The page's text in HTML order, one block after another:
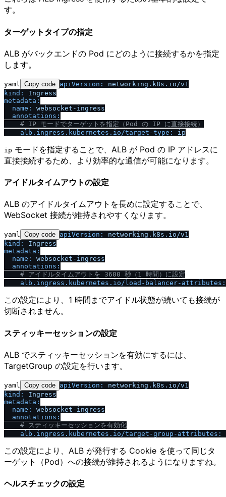
す。
ターゲットタイプの指定
ALB がバックエンドの Pod にどのように接続するかを指定
します。
yaml Copy code apiVersion: networking.k8s.io /v1
kind:
Ingress
metadata:
name:
websocket-ingress
annotations:
# IP モードでターゲットを指定（Pod の IP に直接接続）
alb.ingress.kubernetes.io /target-type: ip
ip モードを指定することで、ALB が Pod の IP アドレスに
直接接続するため、より効率的な通信が可能になります。
アイドルタイムアウトの設定
ALB のアイドルタイムアウトを長めに設定することで、
WebSocket 接続が維持されやすくなります。
yaml Copy code apiVersion: networking.k8s.io/v1
kind:
Ingress
metadata:
name:
websocket-ingress
annotations:
# アイドルタイムアウトを 3600 秒（1 時間）に設定
alb.ingress.kubernetes.io/ load-balancer-attributes:
この設定により、1 時間までアイドル状態が続いても接続が
切断されません。
スティッキーセッションの設定
ALB でスティッキーセッションを有効にするには、
TargetGroup の設定を行います。
yaml Copy code apiVersion: networking.k8s.io/v1
kind:
Ingress
metadata:
name:
websocket-ingress
annotations:
# スティッキーセッションを有効化
alb.ingress.kubernetes.io/target-group-attributes:
この設定により、ALB が発行する Cookie を使って同じタ
ーゲット（Pod）への接続が維持されるようになりますね。
ヘルスチェックの設定